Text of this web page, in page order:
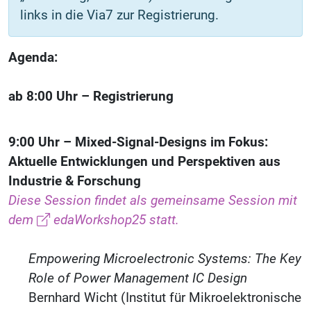
links in die Via7 zur Registrierung.
Agenda:
ab 8:00 Uhr – Registrierung
9:00 Uhr – Mixed-Signal-Designs im Fokus:
Aktuelle Entwicklungen und Perspektiven aus
Industrie & Forschung
Diese Session findet als gemeinsame Session mit
dem
edaWorkshop25statt.
Empowering Microelectronic Systems: The Key
Role of Power Management IC Design
Bernhard Wicht (Institut für Mikroelektronische